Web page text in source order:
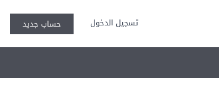
تسجيل الدخول حساب جديد